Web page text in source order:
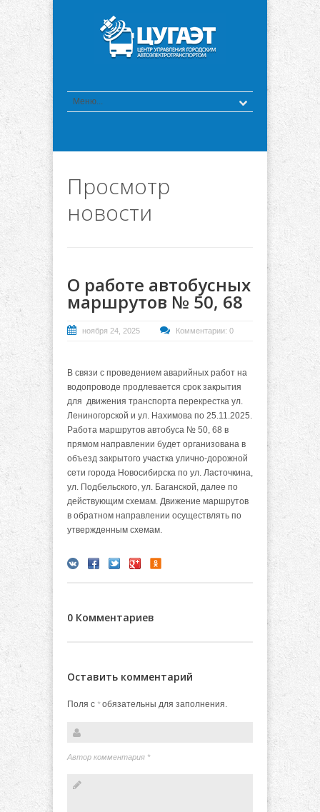
Просмотр
новости
О работе автобусных
маршрутов № 50, 68
ноября 24, 2025 Комментарии: 0
В связи с проведением аварийных работ на
водопроводе продлевается срок закрытия
для движения транспорта перекрестка ул.
Лениногорской и ул. Нахимова по 25.11.2025.
Работа маршрутов автобуса № 50, 68 в
прямом направлении будет организована в
объезд закрытого участка улично-дорожной
сети города Новосибирска по ул. Ласточкина,
ул. Подбельского, ул. Баганской, далее по
действующим схемам. Движение маршрутов
в обратном направлении осуществлять по
утвержденным схемам.
0 Комментариев
Оставить комментарий
Поля с *обязательны для заполнения.
Автор комментария *